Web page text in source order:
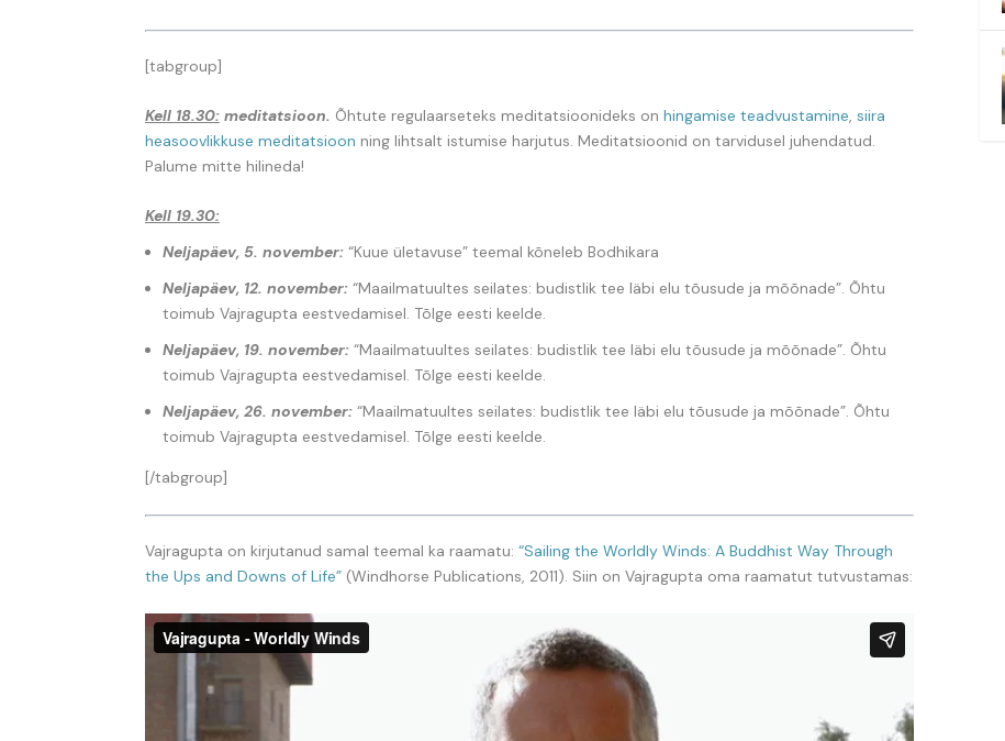
[tabgroup]
Kell 18.30: meditatsioon. Õhtute regulaarseteks meditatsioonideks on hingamise teadvustamine, siira
heasoovlikkuse meditatsioon ning lihtsalt istumise harjutus. Meditatsioonid on tarvidusel juhendatud.
Palume mitte hilineda!
Kell 19.30:
Neljapäev, 5. november: “Kuue ületavuse” teemal kõneleb Bodhikara
Neljapäev, 12. november: “Maailmatuultes seilates: budistlik tee läbi elu tõusude ja mõõnade”. Õhtu
toimub Vajragupta eestvedamisel. Tõlge eesti keelde.
Neljapäev, 19. november: “Maailmatuultes seilates: budistlik tee läbi elu tõusude ja mõõnade”. Õhtu
toimub Vajragupta eestvedamisel. Tõlge eesti keelde.
Neljapäev, 26. november: “Maailmatuultes seilates: budistlik tee läbi elu tõusude ja mõõnade”. Õhtu
toimub Vajragupta eestvedamisel. Tõlge eesti keelde.
[/tabgroup]
Vajragupta on kirjutanud samal teemal ka raamatu: “Sailing the Worldly Winds: A Buddhist Way Through
the Ups and Downs of Life” (Windhorse Publications, 2011). Siin on Vajragupta oma raamatut tutvustamas: